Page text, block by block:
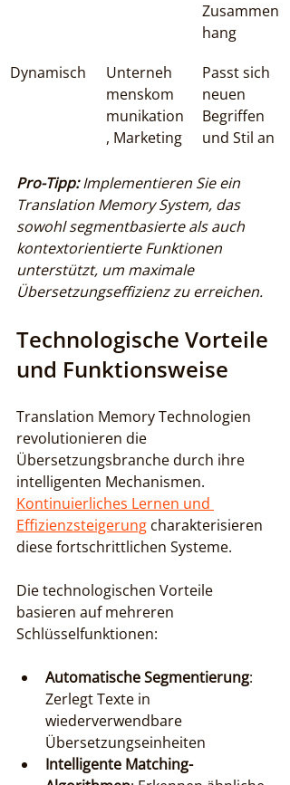
Zusammen
hang
Dynamisch
Unterneh
menskom
munikation
, Marketing
Passt sich
neuen
Begriffen
und Stil an
Pro-Tipp: Implementieren Sie ein
Translation Memory System, das
sowohl segmentbasierte als auch
kontextorientierte Funktionen
unterstützt, um maximale
Übersetzungseffizienz zu erreichen.
Technologische Vorteile
und Funktionsweise
Translation Memory Technologien
revolutionieren die
Übersetzungsbranche durch ihre
intelligenten Mechanismen.
Kontinuierliches Lernen und
Effizienzsteigerung charakterisieren
diese fortschrittlichen Systeme.
Die technologischen Vorteile
basieren auf mehreren
Schlüsselfunktionen:
Automatische Segmentierung:
Zerlegt Texte in
wiederverwendbare
Übersetzungseinheiten
Intelligente Matching-